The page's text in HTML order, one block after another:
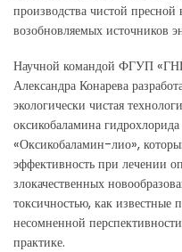
производства чистой
возобновляемых источников
Научной командой ФГУП
Александра Конарева
экологически чистая
оксикобаламина
«Оксикобаламин-лио»,
эффективность при лечении
злокачественных
токсичностью, как известные
несомненной
практике.